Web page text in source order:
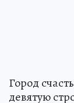
Город
девятую